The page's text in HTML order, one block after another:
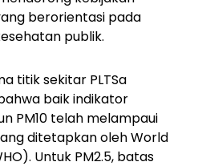
berorientasi pada
publik.
titik sekitar PLTSa
baik indikator
PM10 telah melampaui
ditetapkan oleh World
Untuk PM2.5, batas